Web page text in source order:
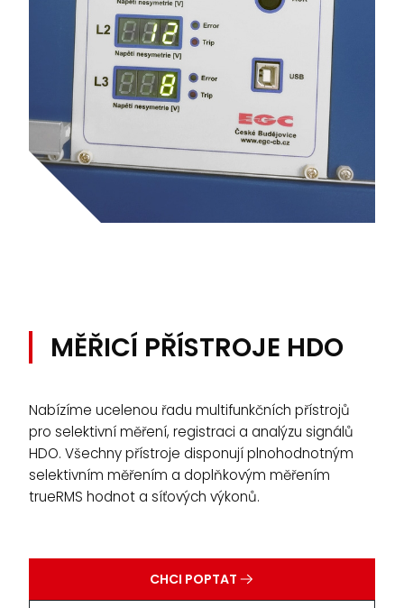
MĚŘICÍ PŘÍSTROJE HDO
Nabízíme ucelenou řadu multifunkčních přístrojů
pro selektivní měření, registraci a analýzu signálů
HDO. Všechny přístroje disponují plnohodnotným
selektivním měřením a doplňkovým měřením
trueRMS hodnot a síťových výkonů.
CHCI POPTAT